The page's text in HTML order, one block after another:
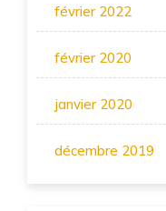
février 2022
février 2020
janvier 2020
décembre 2019